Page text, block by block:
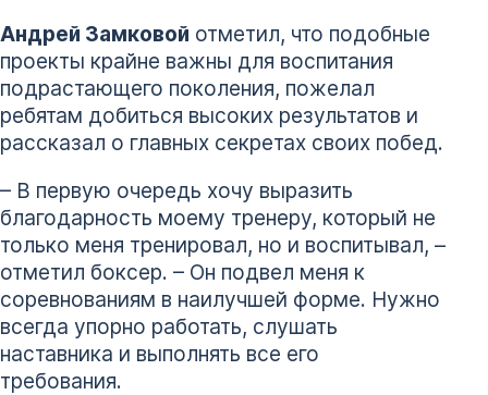
Андрей Замковой отметил, что подобные
проекты крайне важны для воспитания
подрастающего поколения, пожелал
ребятам добиться высоких результатов и
рассказал о главных секретах своих побед.
– В первую очередь хочу выразить
благодарность моему тренеру, который не
только меня тренировал, но и воспитывал, –
отметил боксер. – Он подвел меня к
соревнованиям в наилучшей форме. Нужно
всегда упорно работать, слушать
наставника и выполнять все его
требования.